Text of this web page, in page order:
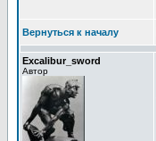
Вернуться к началу
Excalibur_sword
Автор